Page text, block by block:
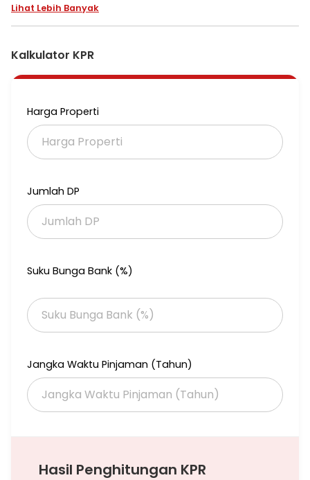
SPESIFIKASI:
LB: 160 m²
BANGUNAN 2 Lantai
KT: 3 + 1
• Hadap Timur
• Tandon Bawah + Atas
• Pompa air Bawah + Atas
• Sanitary TOTO
Harga: 1.975 Milyar nego
Lihat Lebih Banyak
Kalkulator KPR
Harga Properti
Jumlah DP
Suku Bunga Bank (%)
Jangka Waktu Pinjaman (Tahun)
Hasil Penghitungan KPR